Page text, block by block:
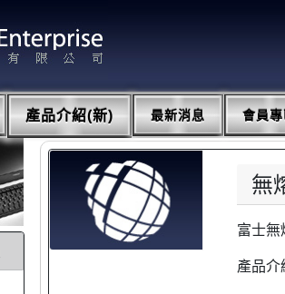
產品介紹(新) 最新消息 會員專
無
富士無
產品介